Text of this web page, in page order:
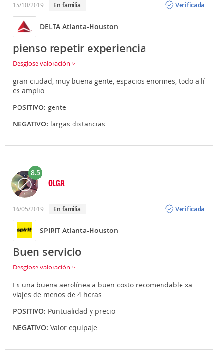
15/10/2019 En familia
Verificada
DELTA Atlanta-Houston
pienso repetir experiencia
Desglose valoración
gran ciudad, muy buena gente, espacios enormes, todo allí
es amplio
POSITIVO: gente
NEGATIVO: largas distancias
8.5
OLGA
16/05/2019 En familia
Verificada
SPIRIT Atlanta-Houston
Buen servicio
Desglose valoración
Es una buena aerolínea a buen costo recomendable xa
viajes de menos de 4 horas
POSITIVO: Puntualidad y precio
NEGATIVO: Valor equipaje